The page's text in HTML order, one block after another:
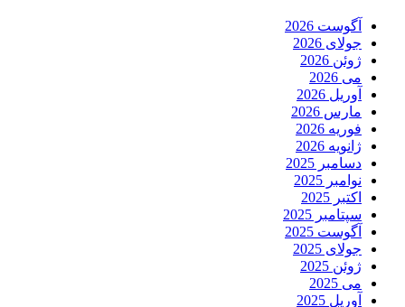
آگوست 2026
جولای 2026
ژوئن 2026
می 2026
آوریل 2026
مارس 2026
فوریه 2026
ژانویه 2026
دسامبر 2025
نوامبر 2025
اکتبر 2025
سپتامبر 2025
آگوست 2025
جولای 2025
ژوئن 2025
می 2025
آوریل 2025